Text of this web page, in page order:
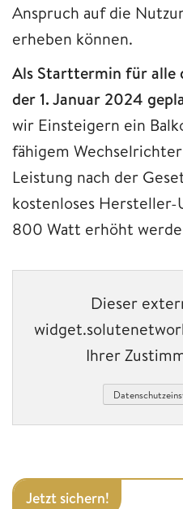
Anspruch auf die
erheben können.
Als Starttermin für alle
der 1. Januar 2024
wir Einsteigern ein
fähigem
Leistung nach der
kostenloses
800 Watt erhöht
Dieser
Ihrer
Jetzt sichern!